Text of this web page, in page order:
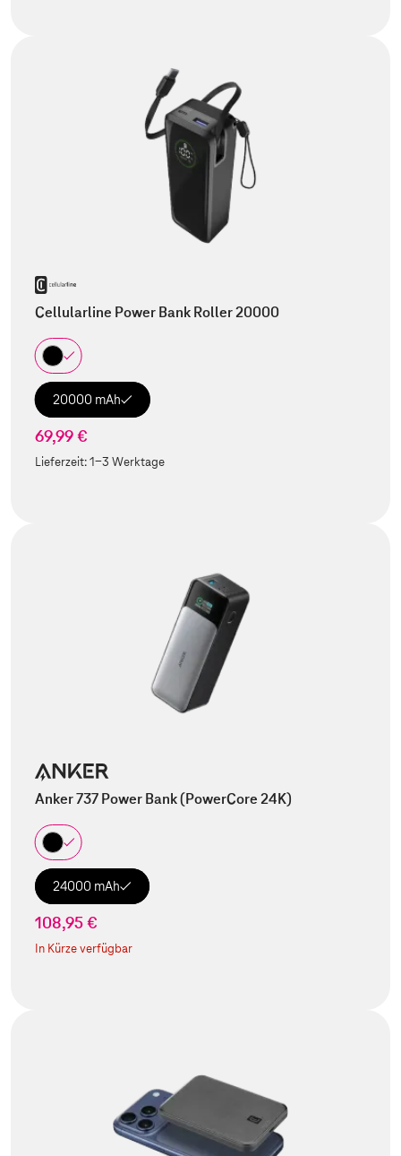
Cellularline Power Bank Roller 20000
20000 mAh
69,99 €
Lieferzeit:1-3 Werktage
Anker 737 Power Bank (PowerCore 24K)
24000 mAh
108,95 €
In Kürze verfügbar